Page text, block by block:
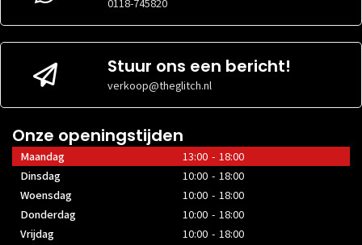
0118-745820
Stuur ons een bericht!
verkoop@theglitch.nl
Onze openingstijden
Maandag
13:00 - 18:00
Dinsdag
10:00 - 18:00
Woensdag
10:00 - 18:00
Donderdag
10:00 - 18:00
Vrijdag
10:00 - 18:00